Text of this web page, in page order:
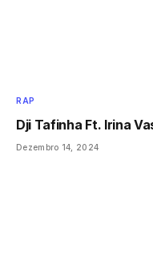
RAP
Dji Tafinha Ft. Irina
Dezembro 14, 2024